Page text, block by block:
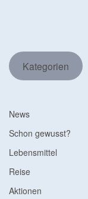
Kategorien
News
Schon gewusst?
Lebensmittel
Reise
Aktionen